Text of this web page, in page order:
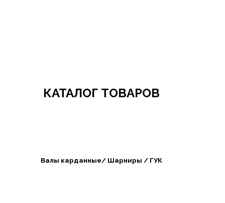
КАТАЛОГ ТОВАРОВ
Валы карданные/ Шарниры / ГУК